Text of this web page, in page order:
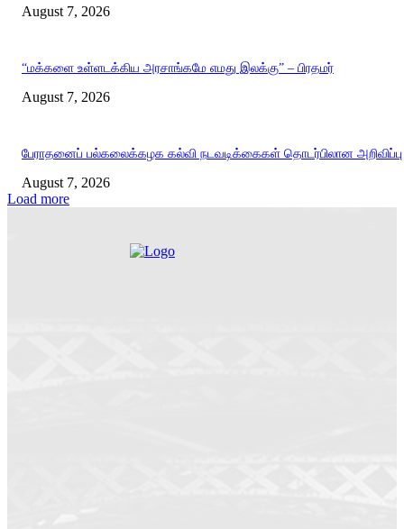
August 7, 2026
“மக்களை உள்ளடக்கிய அரசாங்கமே எமது இலக்கு” – பிரதமர்
August 7, 2026
பேராதனைப் பல்கலைக்கழக கல்வி நடவடிக்கைகள் தொடர்பிலான அறிவிப்பு
August 7, 2026
Load more